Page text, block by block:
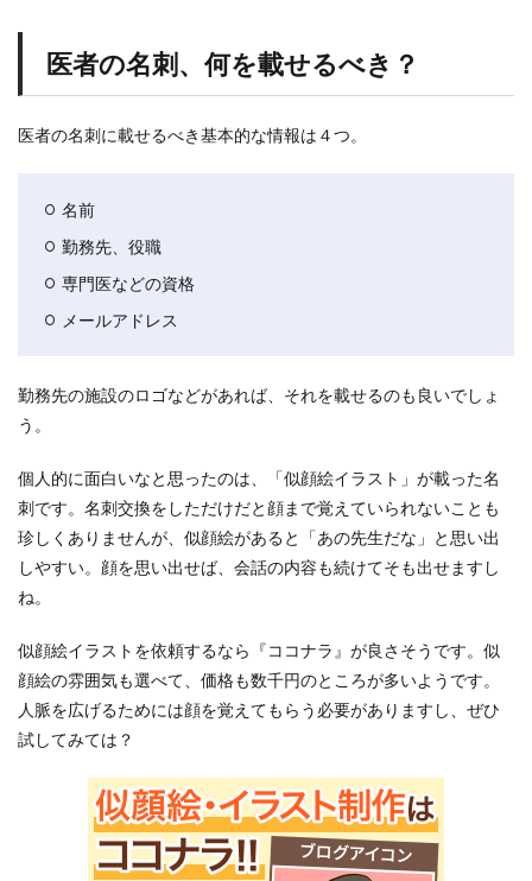
医者の名刺、何を載せるべき？
医者の名刺に載せるべき基本的な情報は４つ。
名前
勤務先、役職
専門医などの資格
メールアドレス
勤務先の施設のロゴなどがあれば、それを載せるのも良いでしょ
う。
個人的に面白いなと思ったのは、「似顔絵イラスト」が載った名
刺です。名刺交換をしただけだと顔まで覚えていられないことも
珍しくありませんが、似顔絵があると「あの先生だな」と思い出
しやすい。顔を思い出せば、会話の内容も続けてそも出せますし
ね。
似顔絵イラストを依頼するなら『ココナラ』が良さそうです。似
顔絵の雰囲気も選べて、価格も数千円のところが多いようです。
人脈を広げるためには顔を覚えてもらう必要がありますし、ぜひ
試してみては？